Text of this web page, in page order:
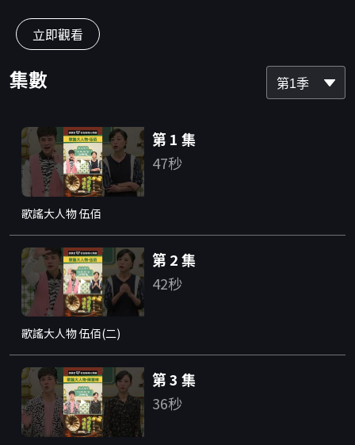
立即觀看
集數 第1季
第 1 集
47秒
歌謠大人物 伍佰
第 2 集
42秒
歌謠大人物 伍佰(二)
第 3 集
36秒